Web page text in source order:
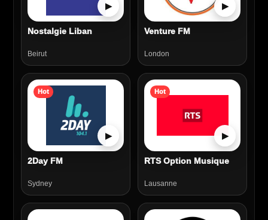
▶
Nostalgie Liban
Beirut
▶
Venture FM
London
Hot
▶
2Day FM
Sydney
Hot
▶
RTS Option Musique
Lausanne